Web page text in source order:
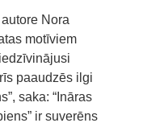
Nora
motīviem
paaudzēs ilgi
saka: “Ināras
ir suverēns